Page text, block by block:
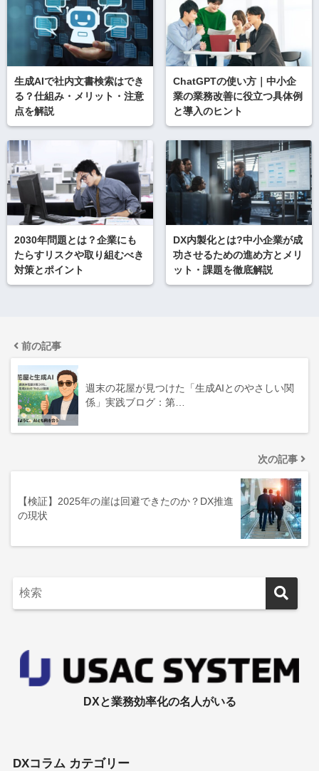
生成AIで社内文書検索はでき
る？仕組み・メリット・注意
点を解説
ChatGPTの使い方｜中小企
業の業務改善に役立つ具体例
と導入のヒント
2030年問題とは？企業にも
たらすリスクや取り組むべき
対策とポイント
DX内製化とは?中小企業が成
功させるための進め方とメリ
ット・課題を徹底解説
前の記事
週末の花屋が見つけた「生成AIとのやさしい関
係」実践ブログ：第…
次の記事
【検証】2025年の崖は回避できたのか？DX推進
の現状
DXと業務効率化の名人がいる
DXコラム カテゴリー